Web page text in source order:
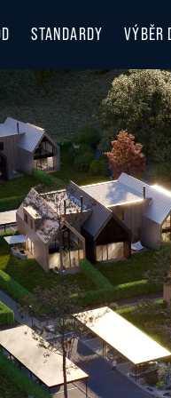
STANDARDY VÝBĚR